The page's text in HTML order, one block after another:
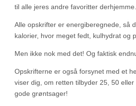
til alle jeres andre favoritter derhjemme.
Alle opskrifter er energiberegnede, så
kalorier, hvor meget fedt, kulhydrat og
Men ikke nok med det! Og faktisk
Opskrifterne er også forsynet med et
viser dig, om retten tilbyder 25, 50
gode grøntsager!